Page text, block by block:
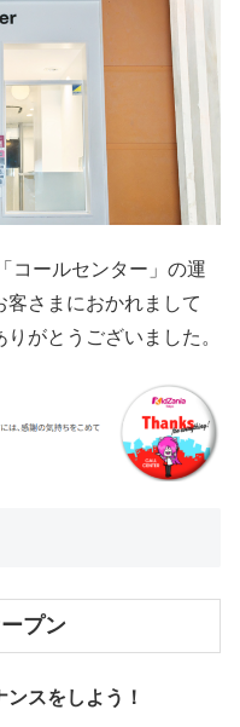
コールセンター」の運
さまにおかれまして
がとうございました。
プン
スをしよう！